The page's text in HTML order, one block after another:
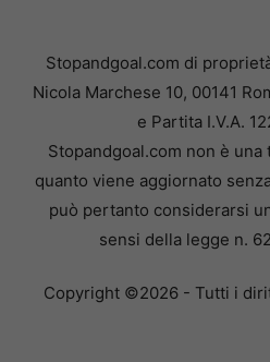
Stopandgoal.com di
Nicola Marchese 10, 00141
e Partita I.V.A.
Stopandgoal.com non è
quanto viene aggiornato
può pertanto considerarsi
sensi della legge n.
Copyright ©2026 - Tutti i